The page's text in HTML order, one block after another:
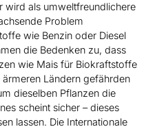
wird als umweltfreundlichere
Problem
wie Benzin oder Diesel
die Bedenken zu, dass
wie Mais für Biokraftstoffe
Ländern gefährden
dieselben Pflanzen die
scheint sicher – dieses
lassen. Die Internationale